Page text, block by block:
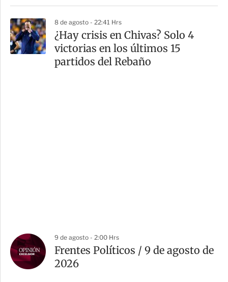
8 de agosto - 22:41 Hrs
¿Hay crisis en Chivas? Solo 4
victorias en los últimos 15
partidos del Rebaño
9 de agosto - 2:00 Hrs
Frentes Políticos / 9 de agosto de
2026